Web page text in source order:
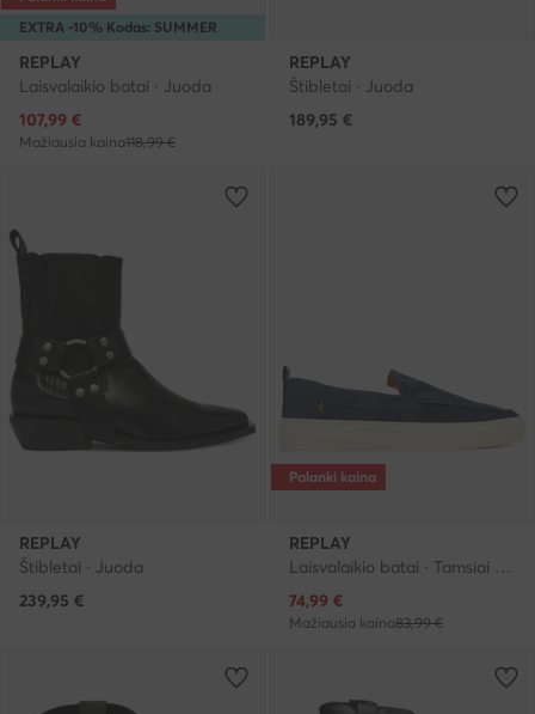
EXTRA -10% Kodas: SUMMER
REPLAY
Laisvalaikio batai · Juoda
Dabartinė kaina
107,99 €
Mažiausia kaina118,99 €
REPLAY
Štibletai · Juoda
189,95 €
REPLAY
Štibletai · Juoda
239,95 €
Palanki kaina
REPLAY
Laisvalaikio batai · Tamsiai mėlyna
Dabartinė kaina
74,99 €
Mažiausia kaina83,99 €